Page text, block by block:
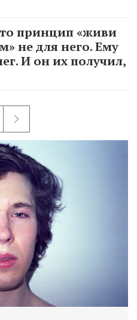
принцип «живи
не для него. Ему
И он их получил,